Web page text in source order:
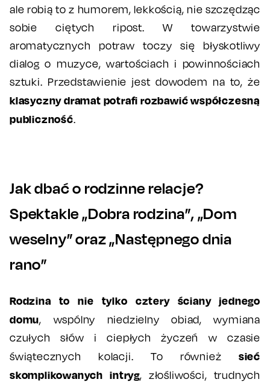
ale robią to z humorem, lekkością, nie szczędząc
sobie ciętych ripost. W towarzystwie
aromatycznych potraw toczy się błyskotliwy
dialog o muzyce, wartościach i powinnościach
sztuki. Przedstawienie jest dowodem na to, że
klasyczny dramat potrafi rozbawić współczesną
publiczność.
Jak dbać o rodzinne relacje?
Spektakle „Dobra rodzina”, „Dom
weselny” oraz „Następnego dnia
rano”
Rodzina to nie tylko cztery ściany jednego
domu, wspólny niedzielny obiad, wymiana
czułych słów i ciepłych życzeń w czasie
świątecznych kolacji. To również sieć
skomplikowanych intryg, złośliwości, trudnych